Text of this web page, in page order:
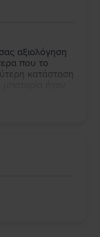
αξιολόγηση
που το
κατάσταση
είναι πάντα
υψηλή